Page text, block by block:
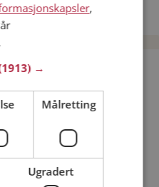
gratis!
,
→
Målretting
Ugradert